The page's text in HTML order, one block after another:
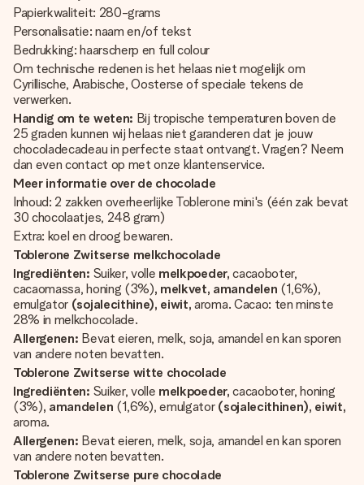
Papierkwaliteit: 280-grams
Personalisatie: naam en/of tekst
Bedrukking: haarscherp en full colour
Om technische redenen is het helaas niet mogelijk om
Cyrillische, Arabische, Oosterse of speciale tekens de
verwerken.
Handig om te weten: Bij tropische temperaturen boven de
25 graden kunnen wij helaas niet garanderen dat je jouw
chocoladecadeau in perfecte staat ontvangt. Vragen? Neem
dan even contact op met onze klantenservice.
Meer informatie over de chocolade
Inhoud: 2 zakken overheerlijke Toblerone mini's (één zak bevat
30 chocolaatjes, 248 gram)
Extra: koel en droog bewaren.
Toblerone Zwitserse melkchocolade
Ingrediënten: Suiker, volle melkpoeder,cacaoboter,
cacaomassa, honing (3%), melkvet, amandelen (1,6%),
emulgator (sojalecithine), eiwit, aroma. Cacao: ten minste
28% in melkchocolade.
Allergenen: Bevat eieren, melk, soja, amandel en kan sporen
van andere noten bevatten.
Toblerone Zwitserse witte chocolade
Ingrediënten: Suiker, volle melkpoeder,cacaoboter, honing
(3%), amandelen (1,6%), emulgator(sojalecithinen), eiwit,
aroma.
Allergenen: Bevat eieren, melk, soja, amandel en kan sporen
van andere noten bevatten.
Toblerone Zwitserse pure chocolade